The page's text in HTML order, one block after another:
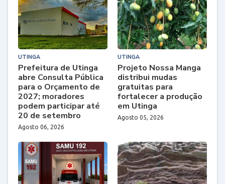
UTINGA
Prefeitura de Utinga
abre Consulta Pública
para o Orçamento de
2027; moradores
podem participar até
20 de setembro
Agosto 06, 2026
UTINGA
Projeto Nossa Manga
distribui mudas
gratuitas para
fortalecer a produção
em Utinga
Agosto 05, 2026